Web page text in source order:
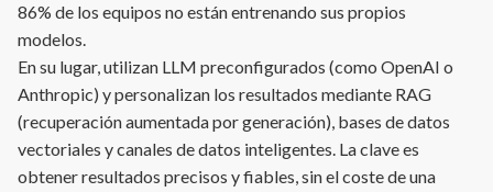
86% de los equipos no están entrenando sus propios
modelos.
En su lugar, utilizan LLM preconfigurados (como OpenAI o
Anthropic) y personalizan los resultados mediante RAG
(recuperación aumentada por generación), bases de datos
vectoriales y canales de datos inteligentes. La clave es
obtener resultados precisos y fiables, sin el coste de una